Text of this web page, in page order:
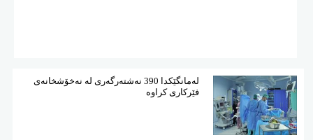
لەمانگێكدا 390 نەشتەرگەری لە نەخۆشخانەی
فێركاری كراوە